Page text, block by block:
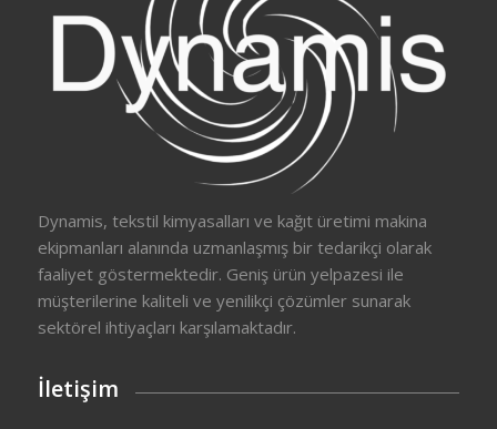
Dynamis, tekstil kimyasalları ve kağıt üretimi makina
ekipmanları alanında uzmanlaşmış bir tedarikçi olarak
faaliyet göstermektedir. Geniş ürün yelpazesi ile
müşterilerine kaliteli ve yenilikçi çözümler sunarak
sektörel ihtiyaçları karşılamaktadır.
İletişim